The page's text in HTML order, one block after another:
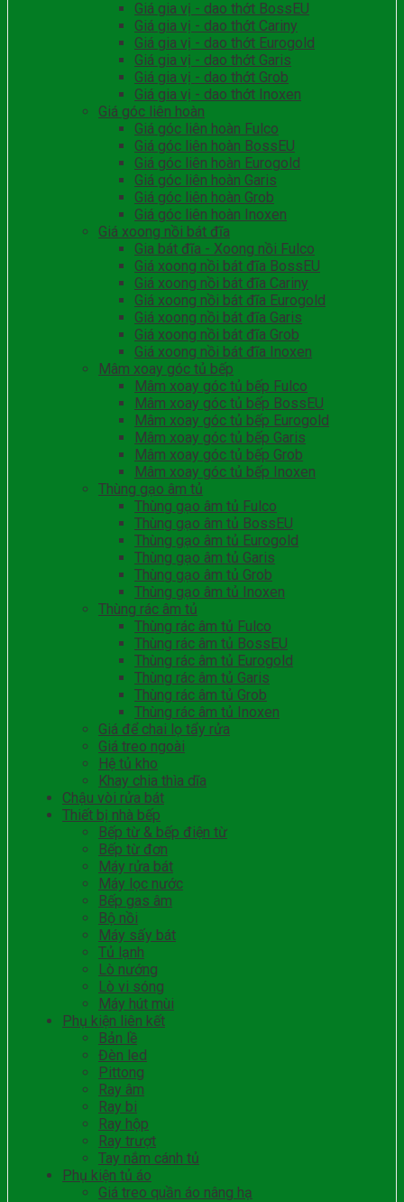
Giá gia vị - dao thớt BossEU
Giá gia vị - dao thớt Cariny
Giá gia vị - dao thớt Eurogold
Giá gia vị - dao thớt Garis
Giá gia vị - dao thớt Grob
Giá gia vị - dao thớt Inoxen
Giá góc liên hoàn
Giá góc liên hoàn Fulco
Giá góc liên hoàn BossEU
Giá góc liên hoàn Eurogold
Giá góc liên hoàn Garis
Giá góc liên hoàn Grob
Giá góc liên hoàn Inoxen
Giá xoong nồi bát đĩa
Gia bát đĩa - Xoong nồi Fulco
Giá xoong nồi bát đĩa BossEU
Giá xoong nồi bát đĩa Cariny
Giá xoong nồi bát đĩa Eurogold
Giá xoong nồi bát đĩa Garis
Giá xoong nồi bát đĩa Grob
Giá xoong nồi bát đĩa Inoxen
Mâm xoay góc tủ bếp
Mâm xoay góc tủ bếp Fulco
Mâm xoay góc tủ bếp BossEU
Mâm xoay góc tủ bếp Eurogold
Mâm xoay góc tủ bếp Garis
Mâm xoay góc tủ bếp Grob
Mâm xoay góc tủ bếp Inoxen
Thùng gạo âm tủ
Thùng gạo âm tủ Fulco
Thùng gạo âm tủ BossEU
Thùng gạo âm tủ Eurogold
Thùng gạo âm tủ Garis
Thùng gạo âm tủ Grob
Thùng gạo âm tủ Inoxen
Thùng rác âm tủ
Thùng rác âm tủ Fulco
Thùng rác âm tủ BossEU
Thùng rác âm tủ Eurogold
Thùng rác âm tủ Garis
Thùng rác âm tủ Grob
Thùng rác âm tủ Inoxen
Giá để chai lọ tẩy rửa
Giá treo ngoài
Hệ tủ kho
Khay chia thìa dĩa
Chậu vòi rửa bát
Thiết bị nhà bếp
Bếp từ & bếp điện từ
Bếp từ đơn
Máy rửa bát
Máy lọc nước
Bếp gas âm
Bộ nồi
Máy sấy bát
Tủ lạnh
Lò nướng
Lò vi sóng
Máy hút mùi
Phụ kiện liên kết
Bản lề
Đèn led
Pittong
Ray âm
Ray bi
Ray hộp
Ray trượt
Tay nắm cánh tủ
Phụ kiện tủ áo
Giá treo quần áo nâng hạ